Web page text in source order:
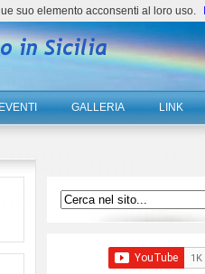
GALLERIA LINK
suo elemento acconsenti al loro uso.